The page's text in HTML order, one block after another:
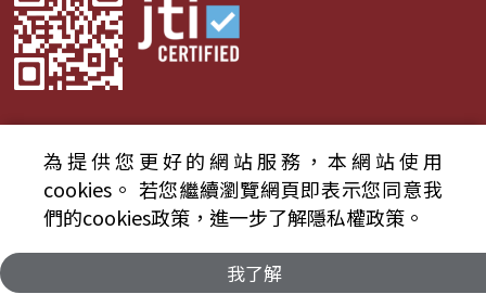
© 2024財團法人中央廣播電臺 版權所有
資通安全政策聲明
服務條款 隱私權條款
為提供您更好的網站服務，本網站使用
cookies。 若您繼續瀏覽網頁即表示您同意我
們的cookies政策，進一步了解隱私權政策。
我了解